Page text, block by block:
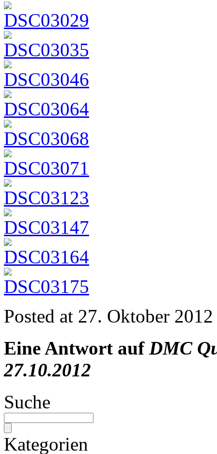
Posted at 27. Oktober 2012
Eine Antwort auf DMC
27.10.2012
Suche
Kategorien